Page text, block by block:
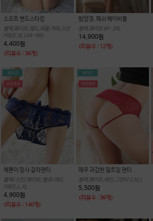
소프트 밴드스타킹
블랙,화이트,레드,퍼플,커피,스킨
FREE,XL(44~99)
4,400원
(리뷰수 : 36개)
밤양갱, 메쉬 베이비돌
블랙,화이트 M~3XL
14,900원
(리뷰수 : 12개)
예쁜이 망사 갈라팬티
블랙/스킨/화이트/블루/레드
FREE,L,XL
4,900원
(리뷰수 : 140개)
매우 과감한 밑트임 팬티
블랙,화이트,와인,그린티 S,M,L
5,500원
(리뷰수 : 36개)